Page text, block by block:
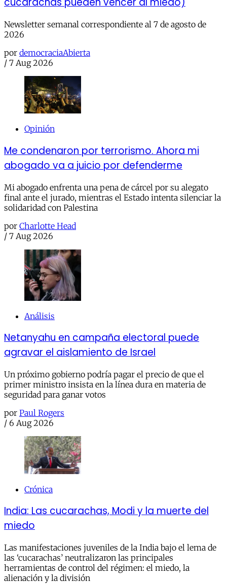
Newsletter semanal correspondiente al 7 de agosto de
2026
por democraciaAbierta
/ 7 Aug 2026
Opinión
Me condenaron por terrorismo. Ahora mi
abogado va a juicio por defenderme
Mi abogado enfrenta una pena de cárcel por su alegato
final ante el jurado, mientras el Estado intenta silenciar la
solidaridad con Palestina
por Charlotte Head
/ 7 Aug 2026
Análisis
Netanyahu en campaña electoral puede
agravar el aislamiento de Israel
Un próximo gobierno podría pagar el precio de que el
primer ministro insista en la línea dura en materia de
seguridad para ganar votos
por Paul Rogers
/ 6 Aug 2026
Crónica
India: Las cucarachas, Modi y la muerte del
miedo
Las manifestaciones juveniles de la India bajo el lema de
las ‘cucarachas’ neutralizaron las principales
herramientas de control del régimen: el miedo, la
alienación y la división